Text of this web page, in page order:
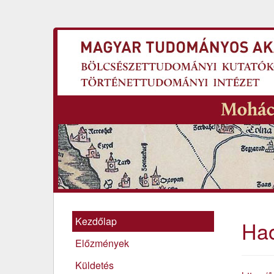
Kezdőlap
Előzmények
Küldetés